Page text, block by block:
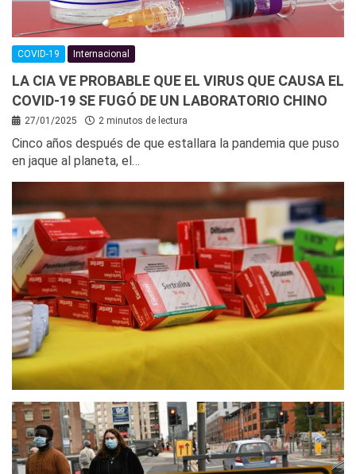
COVID-19 Internacional
LA CIA VE PROBABLE QUE EL VIRUS QUE CAUSA EL
COVID-19 SE FUGÓ DE UN LABORATORIO CHINO
27/01/2025 2 minutos de lectura
Cinco años después de que estallara la pandemia que puso
en jaque al planeta, el…